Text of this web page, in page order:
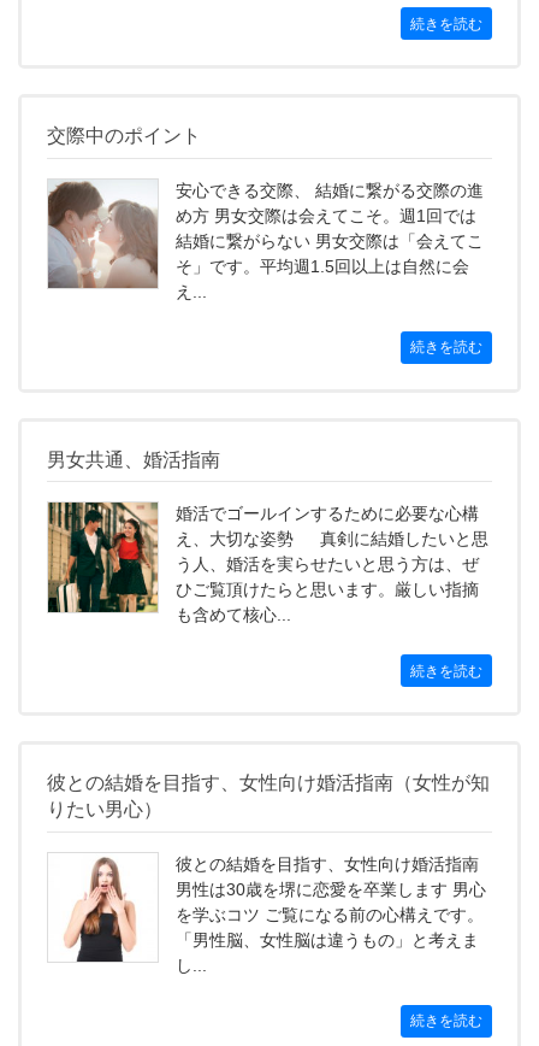
続きを読む
交際中のポイント
安心できる交際、 結婚に繋がる交際の進
め方 男女交際は会えてこそ。週1回では
結婚に繋がらない 男女交際は「会えてこ
そ」です。平均週1.5回以上は自然に会
え...
続きを読む
男女共通、婚活指南
婚活でゴールインするために必要な心構
え、大切な姿勢 真剣に結婚したいと思
う人、婚活を実らせたいと思う方は、ぜ
ひご覧頂けたらと思います。厳しい指摘
も含めて核心...
続きを読む
彼との結婚を目指す、女性向け婚活指南（女性が知
りたい男心）
彼との結婚を目指す、女性向け婚活指南
男性は30歳を堺に恋愛を卒業します 男心
を学ぶコツ ご覧になる前の心構えです。
「男性脳、女性脳は違うもの」と考えま
し...
続きを読む